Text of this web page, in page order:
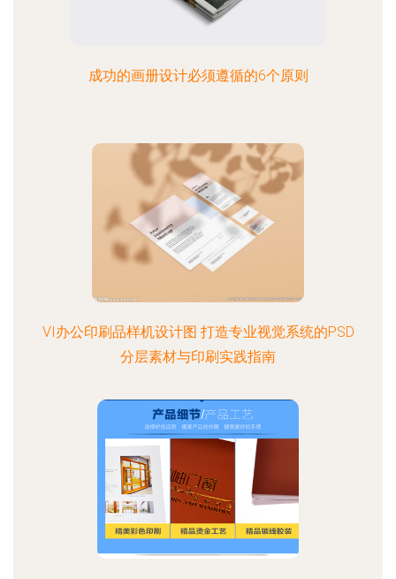
成功的画册设计必须遵循的6个原则
VI办公印刷品样机设计图 打造专业视觉系统的PSD
分层素材与印刷实践指南